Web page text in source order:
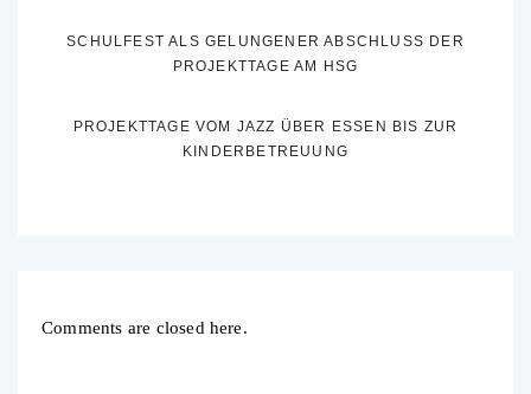
SCHULFEST ALS GELUNGENER ABSCHLUSS DER
PROJEKTTAGE AM HSG
PROJEKTTAGE VOM JAZZ ÜBER ESSEN BIS ZUR
KINDERBETREUUNG
Comments are closed here.